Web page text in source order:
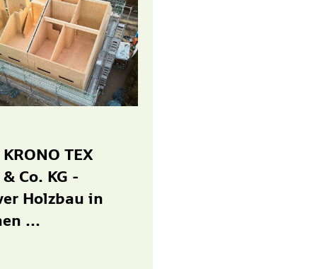
TEX
Co. KG -
Holzbau in
...